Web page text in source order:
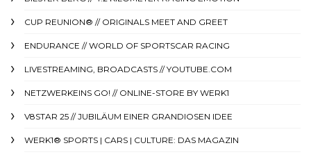
CUP REUNION® // ORIGINALS MEET AND GREET
ENDURANCE // WORLD OF SPORTSCAR RACING
LIVESTREAMING, BROADCASTS // YOUTUBE.COM
NETZWERKEINS GO! // ONLINE-STORE BY WERK1
V8STAR 25 // JUBILÄUM EINER GRANDIOSEN IDEE
WERK1® SPORTS | CARS | CULTURE: DAS MAGAZIN